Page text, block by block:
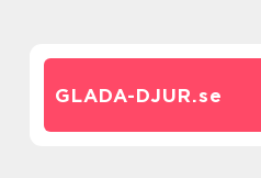
GLADA-DJUR.se